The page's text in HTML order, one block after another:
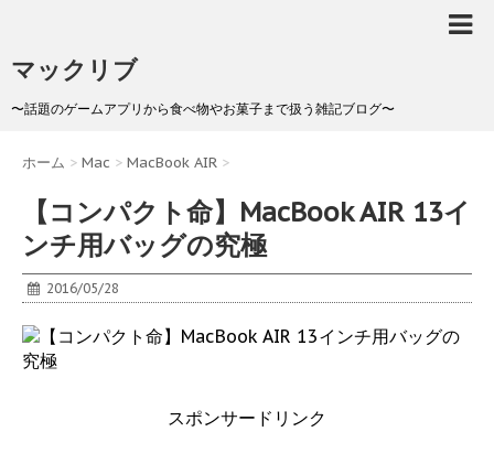
マックリブ
〜話題のゲームアプリから食べ物やお菓子まで扱う雑記ブログ〜
ホーム > Mac > MacBook AIR >
【コンパクト命】MacBook AIR 13イ
ンチ用バッグの究極
2016/05/28
スポンサードリンク